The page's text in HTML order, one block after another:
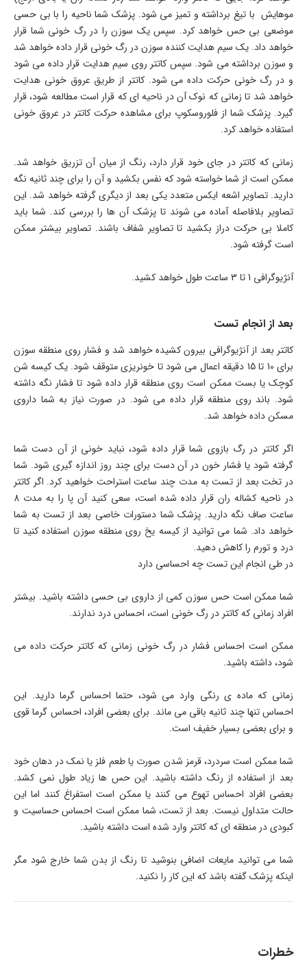
موهایش با تیغ برداشته و تمیز می شود. پزشک شما ناحیه را با بی حسی
موضعی بی حس خواهد کرد. سپس یک سوزن را در رگ خونی شما قرار
خواهد داد. یک سیم هدایت کننده سوزن در رگ خونی قرار داده خواهد شد
و سوزن برداشته می شود. سپس کاتتر روی سیم هدایت قرار داده می شود
و در رگ خونی حرکت داده می شود. کاتتر از طریق عروق خونی هدایت
خواهد شد تا زمانی که نوک آن در ناحیه ای که قرار است مطالعه شود، قرار
گیرد. پزشک شما از فلوروسکوپ برای مشاهده حرکت کاتتر در عروق خونی
استفاده خواهد کرد.
زمانی که کاتتر در جای خود قرار دارد، رنگ از میان آن تزریق خواهد شد.
ممکن است از شما خواسته شود که نفس بکشید و آن را برای چند ثانیه نگه
دارید. تصاویر اشعه ایکس متعدد یکی بعد از دیگری گرفته خواهد شد. این
تصاویر بلافاصله آماده می شوند تا پزشک آن ها را بررسی کند. شما باید
کاملا بی حرکت دراز بکشید تا تصاویر شفاف باشند. تصاویر بیشتر ممکن
است گرفته شود.
آنژیوگرافی 1 تا 3 ساعت طول خواهد کشید.
بعد از انجام تست
کاتتر بعد از آنژیوگرافی بیرون کشیده خواهد شد و فشار روی منطقه سوزن
برای 10 تا 15 دقیقه اعمال می شود تا خونریزی متوقف شود. یک کیسه شن
کوچک یا بست ممکن است روی منطقه قرار داده شود تا فشار نگه داشته
شود. باند روی منطقه قرار داده می شود. در صورت نیاز به شما داروی
مسکن داده خواهد شد.
اگر کاتتر در رگ بازوی شما قرار داده شود، نباید خونی از آن دست شما
گرفته شود یا فشار خون در آن دست برای چند روز اندازه گیری شود. شما
در تخت بعد از تست به مدت چند ساعت استراحت خواهید کرد. اگر کاتتر
در ناحیه کشاله ران قرار داده شده است، سعی کنید آن پا را به مدت 8
ساعت صاف نگه دارید. پزشک شما دستورات خاصی بعد از تست به شما
خواهد داد. شما می توانید از کیسه یخ روی منطقه سوزن استفاده کنید تا
درد و تورم را کاهش دهید.
در طی انجام این تست چه احساسی دارد
شما ممکن است حس سوزن کمی از داروی بی حسی داشته باشید. بیشتر
افراد زمانی که کاتتر در رگ خونی است، احساس درد ندارند.
ممکن است احساس فشار در رگ خونی زمانی که کاتتر حرکت داده می
شود، داشته باشید.
زمانی که ماده ی رنگی وارد می شود، حتما احساس گرما دارید. این
احساس تنها چند ثانیه باقی می ماند. برای بعضی افراد، احساس گرما قوی
و برای بعضی بسیار خفیف است.
شما ممکن است سردرد، قرمز شدن صورت یا طعم فلز یا نمک در دهان خود
بعد از استفاده از رنگ داشته باشید. این حس ها زیاد طول نمی کشد.
بعضی افراد احساس تهوع می کنند یا ممکن است استفراغ کنند اما این
حالت متداول نیست. بعد از تست، شما ممکن است احساس حساسیت و
کبودی در منطقه ای که کاتتر وارد شده است داشته باشید.
شما می توانید مایعات اضافی بنوشید تا رنگ از بدن شما خارج شود مگر
اینکه پزشک گفته باشد که این کار را نکنید.
خطرات